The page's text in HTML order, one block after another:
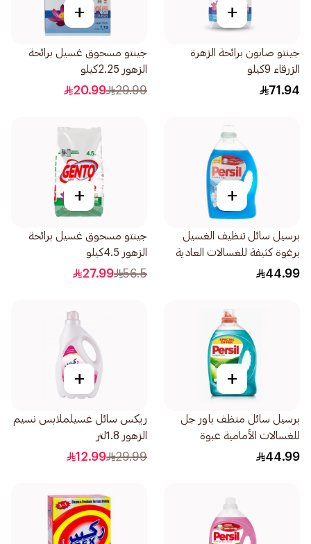
+
جينتو صابون برائحة الزهرة
الزرقاء 9كيلو
71.94
+
جينتو مسحوق غسيل برائحة
الزهور 2.25كيلو
29.99
20.99
+
برسيل سائل تنظيف الغسيل
برغوة كثيفة للغسالات العادية
والاوتوماتيك 2.9لتر
44.99
+
جينتو مسحوق غسيل برائحة
الزهور 4.5كيلو
56.5
27.99
+
برسيل سائل منظف باور جل
للغسالات الأمامية عبوة
اقتصادية 2.9لتر
44.99
+
ريكس سائل غسيلملابس نسيم
الزهور 1.8لتر
29.99
12.99